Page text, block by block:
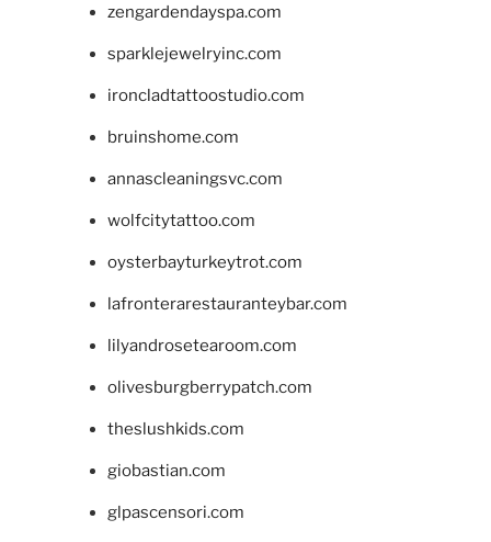
zengardendayspa.com
sparklejewelryinc.com
ironcladtattoostudio.com
bruinshome.com
annascleaningsvc.com
wolfcitytattoo.com
oysterbayturkeytrot.com
lafronterarestauranteybar.com
lilyandrosetearoom.com
olivesburgberrypatch.com
theslushkids.com
giobastian.com
glpascensori.com